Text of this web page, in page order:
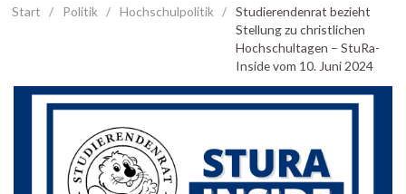
Start / Politik / Hochschulpolitik /
Studierendenrat bezieht
Stellung zu christlichen
Hochschultagen – StuRa-
Inside vom 10. Juni 2024